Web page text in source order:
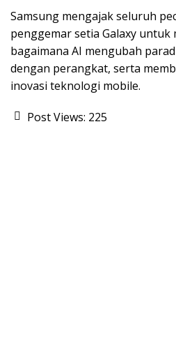
Samsung mengajak seluruh
penggemar setia Galaxy untuk
bagaimana AI mengubah
dengan perangkat, serta
inovasi teknologi mobile.
Post Views: 225